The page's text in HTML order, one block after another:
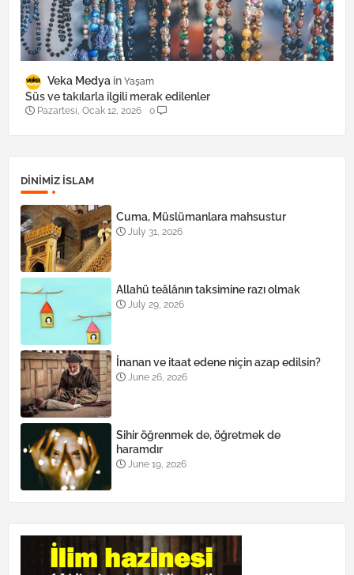
Veka Medya Yaşam
Süs ve takılarla ilgili merak edilenler
Pazartesi, Ocak 12, 2026 0
DINIMIZ ISLAM
Cuma, Müslümanlara mahsustur
July 31, 2026
Allahü teâlânın taksimine razı olmak
July 29, 2026
İnanan ve itaat edene niçin azap edilsin?
June 26, 2026
Sihir öğrenmek de, öğretmek de
haramdır
June 19, 2026